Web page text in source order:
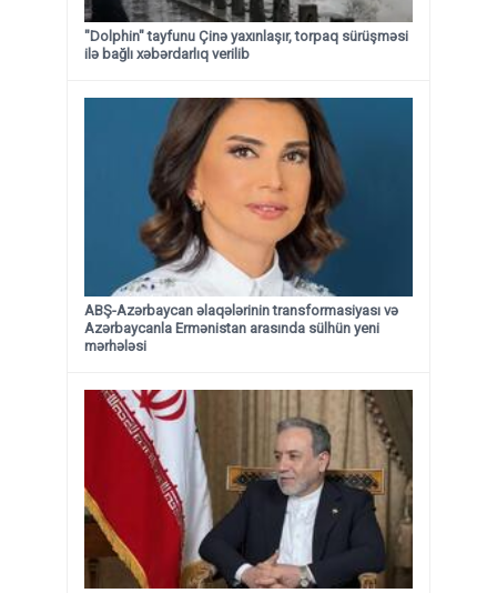
"Dolphin" tayfunu Çinə yaxınlaşır, torpaq sürüşməsi
ilə bağlı xəbərdarlıq verilib
ABŞ-Azərbaycan əlaqələrinin transformasiyası və
Azərbaycanla Ermənistan arasında sülhün yeni
mərhələsi